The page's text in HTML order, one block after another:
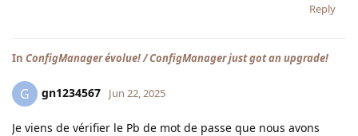
Reply
In ConfigManager évolue! / ConfigManager just got an upgrade!
G gn1234567 Jun 22, 2025
Je viens de vérifier le Pb de mot de passe que nous avons